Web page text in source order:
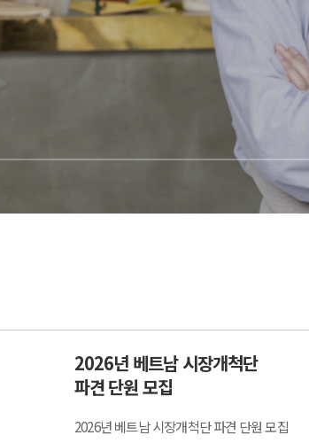
2026년 베트남 시장개척단
파견 단원 모집
2026년 베트남 시장개척단 파견 단원 모집